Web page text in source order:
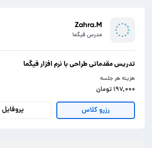
Zahra.M
مدرس فیگما
تدریس مقدماتی طراحی با نرم افزار فیگما
هزینه هر جلسه
۱۹۷,۰۰۰ تومان
رزرو کلاس پروفایل